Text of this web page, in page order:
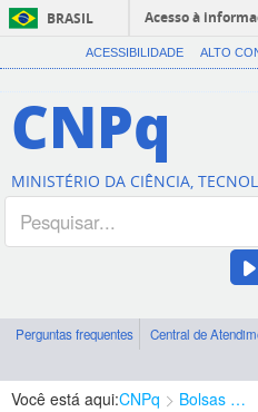
BRASIL
Acesso à
ACESSIBILIDADE ALTO
CNPq
MINISTÉRIO DA CIÊNCIA,
Perguntas frequentes Central de
Você está aqui:CNPq Bolsas e Auxílios Vigentes